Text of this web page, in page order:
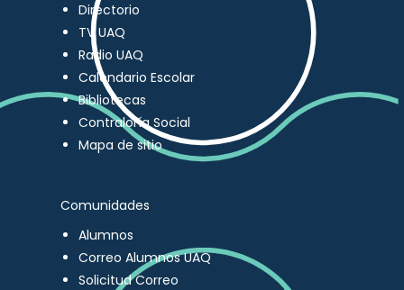
Directorio
TV UAQ
Radio UAQ
Calendario Escolar
Bibliotecas
Contraloría Social
Mapa de sitio
Comunidades
Alumnos
Correo Alumnos UAQ
Solicitud Correo